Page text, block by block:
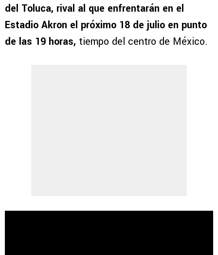
del Toluca, rival al que enfrentarán en el
Estadio Akron el próximo 18 de julio en punto
de las 19 horas, tiempo del centro de México.